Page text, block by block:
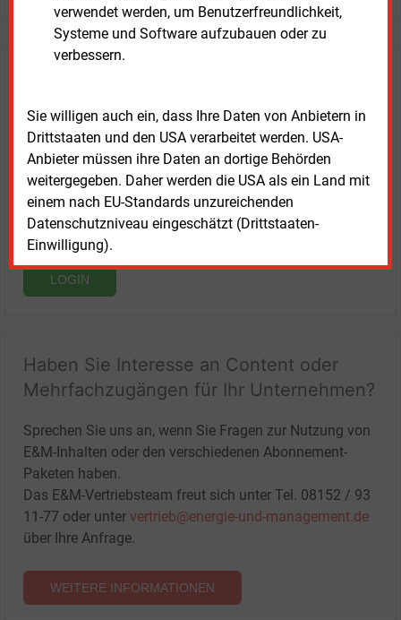
verwendet werden, um Benutzerfreundlichkeit,
Systeme und Software aufzubauen oder zu
verbessern.
Sie willigen auch ein, dass Ihre Daten von Anbietern in
Drittstaaten und den USA verarbeitet werden. USA-
Anbieter müssen ihre Daten an dortige Behörden
weitergegeben. Daher werden die USA als ein Land mit
einem nach EU-Standards unzureichenden
Datenschutzniveau eingeschätzt (Drittstaaten-
Einwilligung).
LOGIN
Haben Sie Interesse an Content oder
Mehrfachzugängen für Ihr Unternehmen?
Sprechen Sie uns an, wenn Sie Fragen zur Nutzung von
E&M-Inhalten oder den verschiedenen Abonnement-
Paketen haben.
Das E&M-Vertriebsteam freut sich unter Tel. 08152 / 93
11-77 oder unter vertrieb@energie-und-management.de
über Ihre Anfrage.
WEITERE INFORMATIONEN